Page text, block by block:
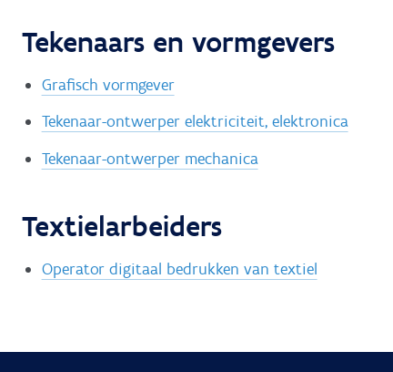
Tekenaars en vormgevers
Grafisch vormgever
Tekenaar-ontwerper elektriciteit, elektronica
Tekenaar-ontwerper mechanica
Textielarbeiders
Operator digitaal bedrukken van textiel